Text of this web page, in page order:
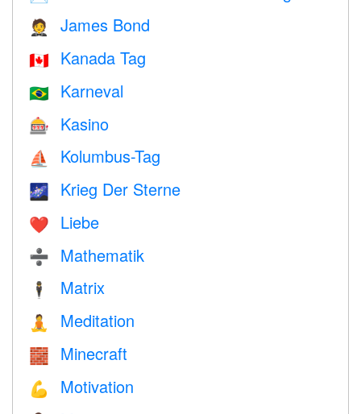
🤵 James Bond
🇨🇦 Kanada Tag
🇧🇷 Karneval
🎰 Kasino
⛵️ Kolumbus-Tag
🌌 Krieg Der Sterne
❤️️ Liebe
➗ Mathematik
🕴️ Matrix
🧘 Meditation
🧱 Minecraft
💪 Motivation